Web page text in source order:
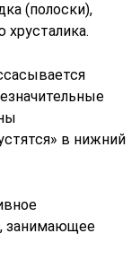
(полоски),
в нижний
занимающее